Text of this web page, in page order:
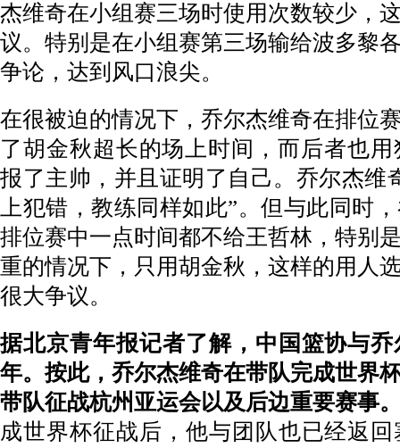
杰维奇在小组赛三场时使用次数较少，
议。特别是在小组赛第三场输给波多黎
争论，达到风口浪尖。
在很被迫的情况下，乔尔杰维奇在排位
了胡金秋超长的场上时间，而后者也
报了主帅，并且证明了自己。乔尔杰维
上犯错，教练同样如此”。但与此同时
排位赛中一点时间都不给王哲林，特别
重的情况下，只用胡金秋，这样的用人
很大争议。
据北京青年报记者了解，中国篮协与
年。按此，乔尔杰维奇在带队完成世界
带队征战杭州亚运会以及后边重要赛事
成世界杯征战后，他与团队也已经返